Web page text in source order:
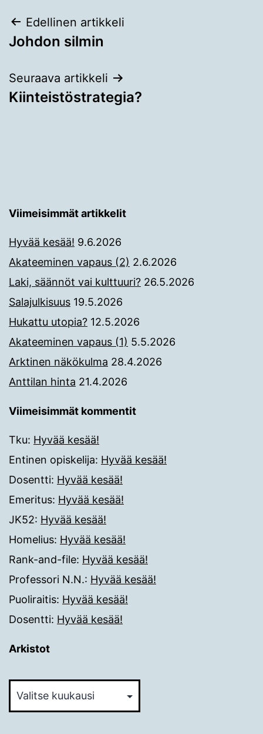
Artikkelien
selaus
Edellinen artikkeli
Johdon silmin
Seuraava artikkeli
Kiinteistöstrategia?
Viimeisimmät artikkelit
Hyvää kesää! 9.6.2026
Akateeminen vapaus (2) 2.6.2026
Laki, säännöt vai kulttuuri? 26.5.2026
Salajulkisuus 19.5.2026
Hukattu utopia? 12.5.2026
Akateeminen vapaus (1) 5.5.2026
Arktinen näkökulma 28.4.2026
Anttilan hinta 21.4.2026
Viimeisimmät kommentit
Tku: Hyvää kesää!
Entinen opiskelija: Hyvää kesää!
Dosentti: Hyvää kesää!
Emeritus: Hyvää kesää!
JK52: Hyvää kesää!
Homelius: Hyvää kesää!
Rank-and-file: Hyvää kesää!
Professori N.N.: Hyvää kesää!
Puoliraitis: Hyvää kesää!
Dosentti: Hyvää kesää!
Arkistot